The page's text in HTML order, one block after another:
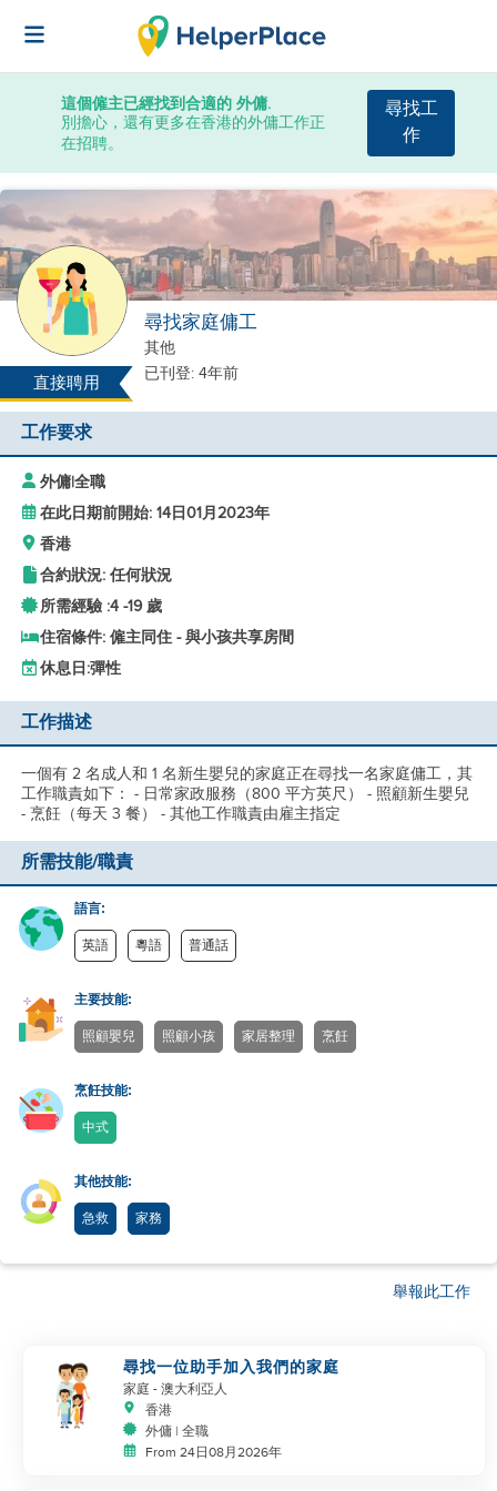
這個僱主已經找到合適的 外傭.
別擔心，還有更多在香港的外傭工作正
在招聘。
尋找工
作
直接聘用
尋找家庭傭工
其他
已刊登: 4年前
工作要求
外傭|全職
在此日期前開始: 14日01月2023年
香港
合約狀況: 任何狀況
所需經驗 :4 -19 歲
住宿條件: 僱主同住 - 與小孩共享房間
休息日:彈性
工作描述
一個有 2 名成人和 1 名新生嬰兒的家庭正在尋找一名家庭傭工，其
工作職責如下： - 日常家政服務（800 平方英尺） - 照顧新生嬰兒
- 烹飪（每天 3 餐） - 其他工作職責由雇主指定
所需技能/職責
語言:
英語 粵語 普通話
主要技能:
照顧嬰兒 照顧小孩 家居整理 烹飪
烹飪技能:
中式
其他技能:
急救 家務
舉報此工作
尋找一位助手加入我們的家庭
家庭 - 澳大利亞人
香港
外傭 | 全職
From 24日08月2026年